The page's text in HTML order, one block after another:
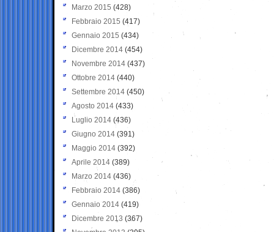
Marzo 2015 (428)
Febbraio 2015 (417)
Gennaio 2015 (434)
Dicembre 2014 (454)
Novembre 2014 (437)
Ottobre 2014 (440)
Settembre 2014 (450)
Agosto 2014 (433)
Luglio 2014 (436)
Giugno 2014 (391)
Maggio 2014 (392)
Aprile 2014 (389)
Marzo 2014 (436)
Febbraio 2014 (386)
Gennaio 2014 (419)
Dicembre 2013 (367)